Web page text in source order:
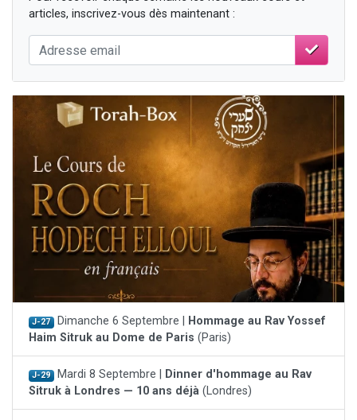
articles, inscrivez-vous dès maintenant :
J-27 Dimanche 6 Septembre |
Hommage au Rav Yossef
Haim Sitruk au Dome de Paris (Paris)
J-29 Mardi 8 Septembre |
Dinner d'hommage au Rav
Sitruk à Londres — 10 ans déjà (Londres)